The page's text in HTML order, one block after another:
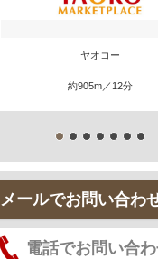
ヤオコー
約905m／12分
メールでお問い合わ
電話でお問い合